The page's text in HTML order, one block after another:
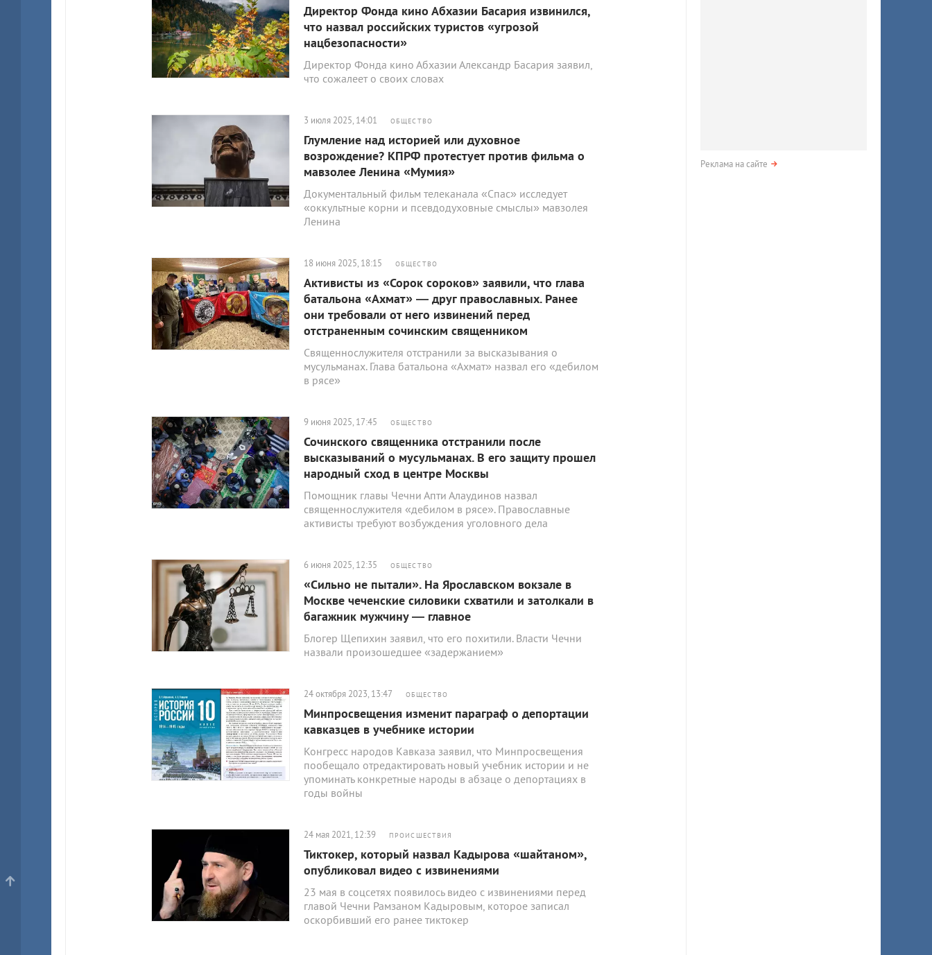
Директор Фонда кино Абхазии Басария извинился,
что назвал российских туристов «угрозой
нацбезопасности»
Директор Фонда кино Абхазии Александр Басария заявил,
что сожалеет о своих словах
3 июля 2025, 14:01 ОБЩЕСТВО
Глумление над историей или духовное
возрождение? КПРФ протестует против фильма о
мавзолее Ленина «Мумия»
Документальный фильм телеканала «Спас» исследует
«оккультные корни и псевдодуховные смыслы» мавзолея
Ленина
18 июня 2025, 18:15 ОБЩЕСТВО
Активисты из «Сорок сороков» заявили, что глава
батальона «Ахмат» — друг православных. Ранее
они требовали от него извинений перед
отстраненным сочинским священником
Священнослужителя отстранили за высказывания о
мусульманах. Глава батальона «Ахмат» назвал его «дебилом
в рясе»
9 июня 2025, 17:45 ОБЩЕСТВО
Сочинского священника отстранили после
высказываний о мусульманах. В его защиту прошел
народный сход в центре Москвы
Помощник главы Чечни Апти Алаудинов назвал
священнослужителя «дебилом в рясе». Православные
активисты требуют возбуждения уголовного дела
6 июня 2025, 12:35 ОБЩЕСТВО
«Сильно не пытали». На Ярославском вокзале в
Москве чеченские силовики схватили и затолкали в
багажник мужчину — главное
Блогер Щепихин заявил, что его похитили. Власти Чечни
назвали произошедшее «задержанием»
24 октября 2023, 13:47 ОБЩЕСТВО
Минпросвещения изменит параграф о депортации
кавказцев в учебнике истории
Конгресс народов Кавказа заявил, что Минпросвещения
пообещало отредактировать новый учебник истории и не
упоминать конкретные народы в абзаце о депортациях в
годы войны
24 мая 2021, 12:39 ПРОИСШЕСТВИЯ
Тиктокер, который назвал Кадырова «шайтаном»,
опубликовал видео с извинениями
23 мая в соцсетях появилось видео с извинениями перед
главой Чечни Рамзаном Кадыровым, которое записал
оскорбивший его ранее тиктокер
Реклама на сайте